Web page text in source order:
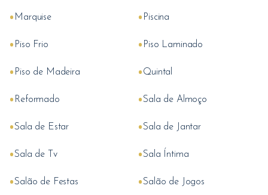
• Marquise • Piscina
• Piso Frio • Piso Laminado
• Piso de Madeira •Quintal
• Reformado •Sala de Almoço
•Sala de Estar •Sala de Jantar
•Sala de Tv •Sala Íntima
•Salão de Festas •Salão de Jogos